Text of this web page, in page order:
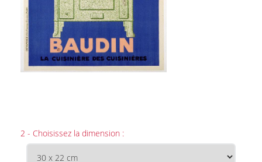
2 - Choisissez la dimension :